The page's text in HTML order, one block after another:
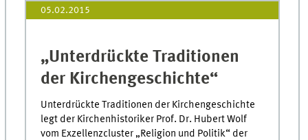
05.02.2015
„Unterdrückte Traditionen
der Kirchengeschichte“
Unterdrückte Traditionen der Kirchengeschichte
legt der Kirchenhistoriker Prof. Dr. Hubert Wolf
vom Exzellenzcluster „Religion und Politik“ der